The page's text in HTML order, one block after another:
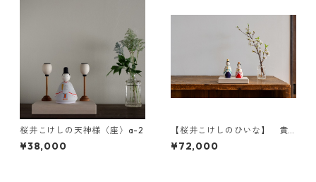
桜井こけしの天神様〈座〉a-2
¥38,000
【桜井こけしのひいな】 貴
心松華〈立雛〉こけし模様
¥72,000